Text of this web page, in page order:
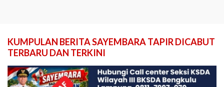
KUMPULAN BERITA SAYEMBARA TAPIR DICABUT
TERBARU DAN TERKINI